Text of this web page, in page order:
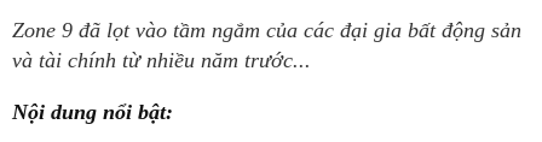
Zone 9 đã lọt vào tầm ngắm của các đại gia bất động sản
và tài chính từ nhiều năm trước...
Nội dung nổi bật: